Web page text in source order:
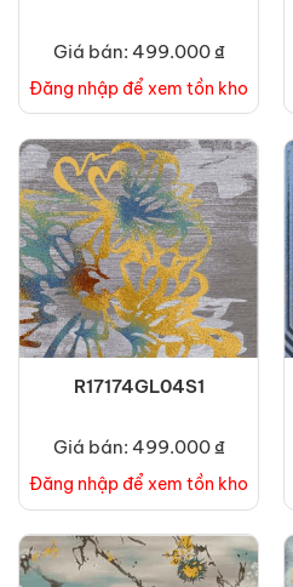
Giá bán: 499.000 ₫
Đăng nhập để xem tồn kho
R17174GL04S1
Giá bán: 499.000 ₫
Đăng nhập để xem tồn kho